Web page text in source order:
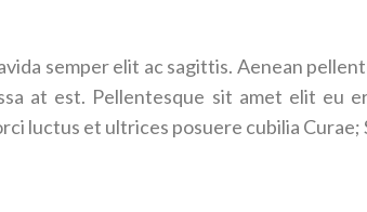
semper elit ac sagittis. Aenean
at est. Pellentesque sit amet elit eu
luctus et ultrices posuere cubilia Curae;